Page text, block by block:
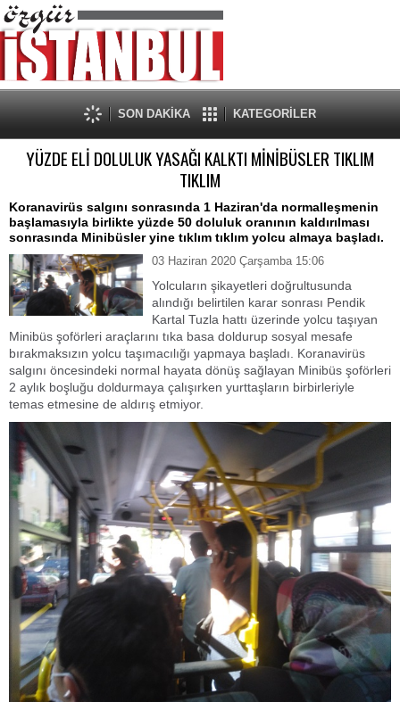
SON DAKİKA KATEGORİLER
YÜZDE ELİ DOLULUK YASAĞI KALKTI MİNİBÜSLER TIKLIM
TIKLIM
Koranavirüs salgını sonrasında 1 Haziran'da normalleşmenin
başlamasıyla birlikte yüzde 50 doluluk oranının kaldırılması
sonrasında Minibüsler yine tıklım tıklım yolcu almaya başladı.
03 Haziran 2020 Çarşamba 15:06
Yolcuların şikayetleri doğrultusunda
alındığı belirtilen karar sonrası Pendik
Kartal Tuzla hattı üzerinde yolcu taşıyan
Minibüs şoförleri araçlarını tıka basa doldurup sosyal mesafe
bırakmaksızın yolcu taşımacılığı yapmaya başladı. Koranavirüs
salgını öncesindeki normal hayata dönüş sağlayan Minibüs şoförleri
2 aylık boşluğu doldurmaya çalışırken yurttaşların birbirleriyle
temas etmesine de aldırış etmiyor.